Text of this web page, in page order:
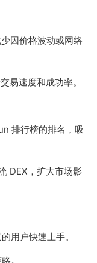
因价格波动或网络
易速度和成功率。
排行榜的排名，吸
DEX，扩大市场影
用户快速上手。
。